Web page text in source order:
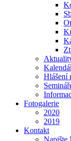
Hlášení
Fotogalerie
2020
2019
Kontakt
Napište